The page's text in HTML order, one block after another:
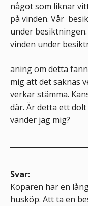
något som liknar
på vinden. Vår
under
vinden under
aning om detta
mig att det saknas
verkar stämma.
där. Är detta ett
vänder jag mig?
Svar:
Köparen har en
husköp. Att ta en